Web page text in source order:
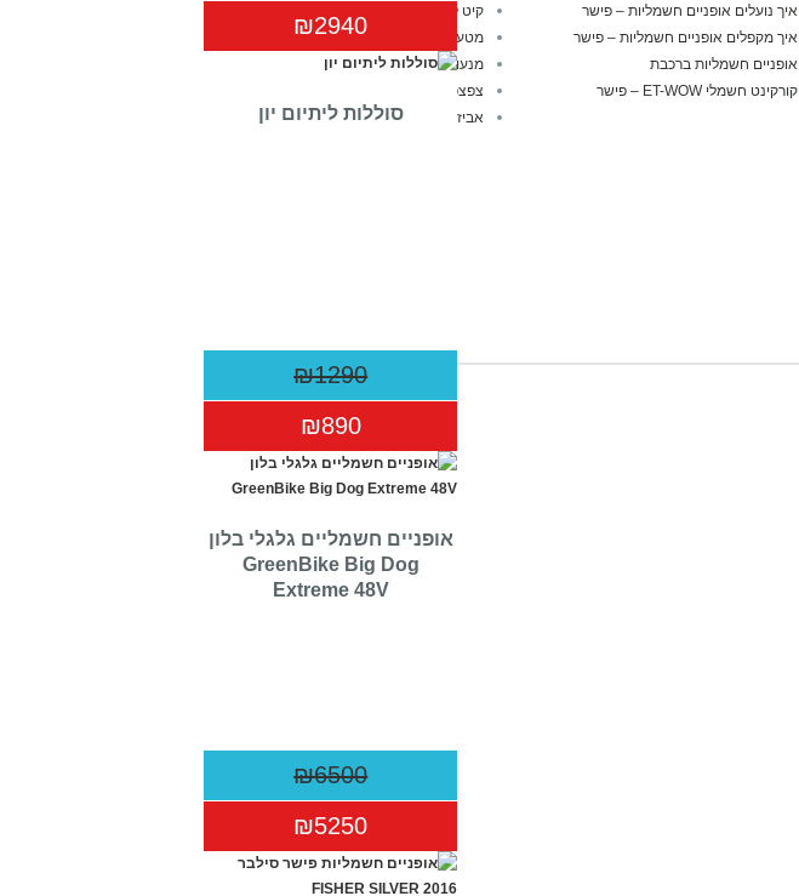
₪2940
סוללות ליתיום יון
₪1290
₪890
אופניים חשמליים גלגלי בלון
GreenBike Big Dog
Extreme 48V
₪6500
₪5250
איך נועלים אופניים חשמליות – פישר
איך מקפלים אופניים חשמליות – פישר
אופניים חשמליות ברכבת
קורקינט חשמלי ET-WOW – פישר
קיט לאופניים חשמליות
מטען לאופניים חשמליות
מנעול לאופניים חשמליים
צפצפה לאופניים
אביזרים כללי